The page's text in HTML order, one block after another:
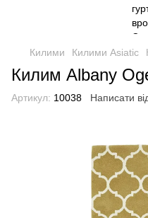
Килими Килими Asiatic
Килим Albany
Артикул: 10038 Написати